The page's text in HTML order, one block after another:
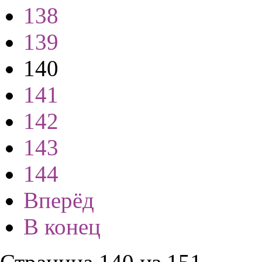
138
139
140
141
142
143
144
Вперёд
В конец